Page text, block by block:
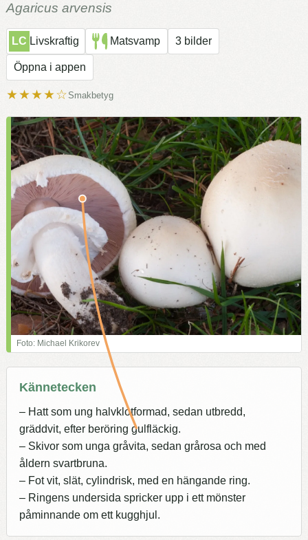
Agaricus arvensis
LC Livskraftig Matsvamp 3 bilder
Öppna i appen
★★★★☆Smakbetyg
Foto: Michael Krikorev
Kännetecken
– Hatt som ung halvklotformad, sedan utbredd,
gräddvit, efter beröring gulfläckig.
– Skivor som unga gråvita, sedan grårosa och med
åldern svartbruna.
– Fot vit, slät, cylindrisk, med en hängande ring.
– Ringens undersida spricker upp i ett mönster
påminnande om ett kugghjul.